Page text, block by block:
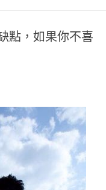
點，如果你不喜